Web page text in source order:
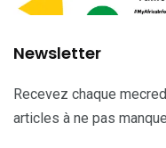
Newsletter
Recevez chaque
articles à ne pas